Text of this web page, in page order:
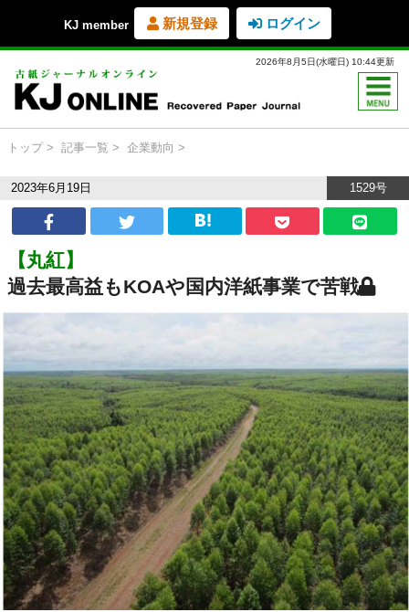
KJ member 新規登録 ログイン
2026年8月5日(水曜日) 10:44更新
トップ 記事一覧 企業動向
2023年6月19日 1529号
【丸紅】
過去最高益もKOAや国内洋紙事業で苦戦